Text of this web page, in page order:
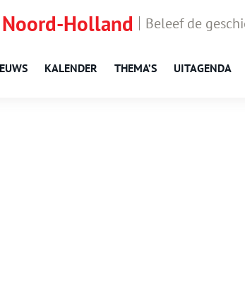
Holland Beleef de
KALENDER THEMA’S UITAGENDA